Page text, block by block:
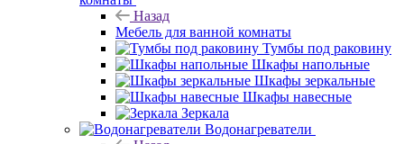
Назад
Мебель для ванной комнаты
Тумбы под раковину
Шкафы напольные
Шкафы зеркальные
Шкафы навесные
Зеркала
Водонагреватели